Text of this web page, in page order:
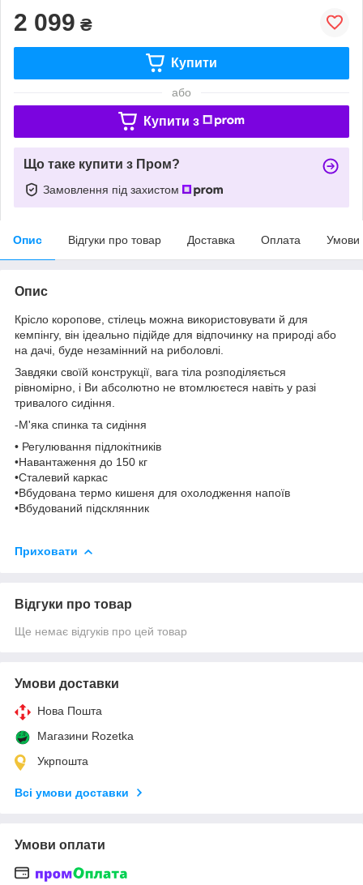
2 099 ₴
Купити
або
Купити з
Що таке купити з Пром?
Замовлення під захистом
Опис Відгуки про товар Доставка Оплата Умови
Опис
Крісло коропове, стілець можна використовувати й для
кемпінгу, він ідеально підійде для відпочинку на природі або
на дачі, буде незамінний на риболовлі.
Завдяки своїй конструкції, вага тіла розподіляється
рівномірно, і Ви абсолютно не втомлюєтеся навіть у разі
тривалого сидіння.
-М'яка спинка та сидіння
• Регулювання підлокітників
•Навантаження до 150 кг
•Сталевий каркас
•Вбудована термо кишеня для охолодження напоїв
•Вбудований підсклянник
Приховати
Відгуки про товар
Ще немає відгуків про цей товар
Умови доставки
Нова Пошта
Магазини Rozetka
Укрпошта
Всі умови доставки
Умови оплати